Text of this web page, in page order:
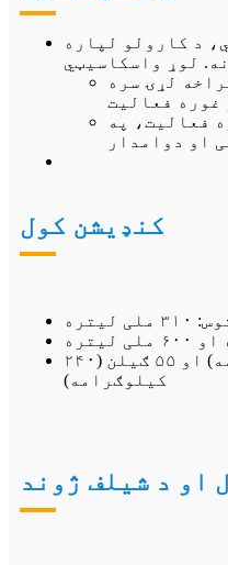
د کارولو لپاره
لړۍ سره
فعالیت، په
کنډیشن کول
لیتره
بیرل: ۵ ګیلن (۲۴ کیلوګرامه) او ۵۵ ګیلن (۲۴۰
کیلوګرامه)
او د شیلف ژوند